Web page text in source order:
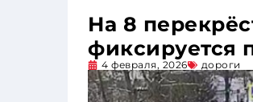
На 8
фиксируется
4 февраля, 2026 дороги